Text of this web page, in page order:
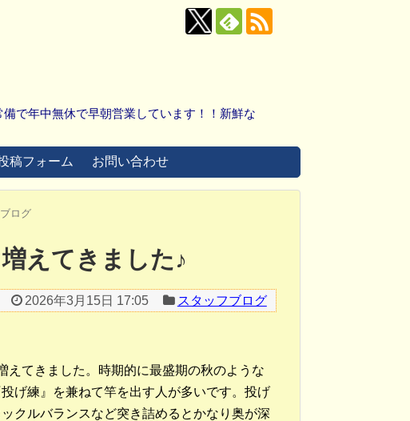
で年中無休で早朝営業しています！！新鮮な
稿フォーム お問い合わせ
ログ
えてきました♪
2026年3月15日 17:05 スタッフブログ
えてきました。時期的に最盛期の秋のような
げ練』を兼ねて竿を出す人が多いです。投げ
クルバランスなど突き詰めるとかなり奥が深